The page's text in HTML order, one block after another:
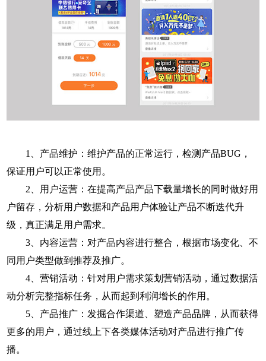
1、产品维护：维护产品的正常运行，检测产品BUG，
保证用户可以正常使用。
2、用户运营：在提高产品产品下载量增长的同时做好用
户留存，分析用户数据和产品用户体验让产品不断迭代升
级，真正满足用户需求。
3、内容运营：对产品内容进行整合，根据市场变化、不
同用户类型做到推荐及推广。
4、营销活动：针对用户需求策划营销活动，通过数据活
动分析完整指标任务，从而起到利润增长的作用。
5、产品推广：发掘合作渠道、塑造产品品牌，从而获得
更多的用户，通过线上下各类媒体活动对产品进行推广传
播。